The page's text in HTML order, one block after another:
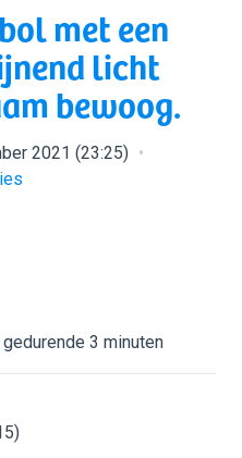
met een
licht
bewoog.
2021 (23:25)
gedurende 3 minuten